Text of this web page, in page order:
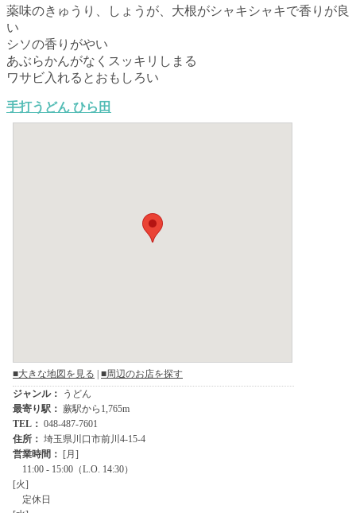
薬味のきゅうり、しょうが、大根がシャキシャキで香りが良
い
シソの香りがやい
あぶらかんがなくスッキリしまる
ワサビ入れるとおもしろい
手打うどん ひら田